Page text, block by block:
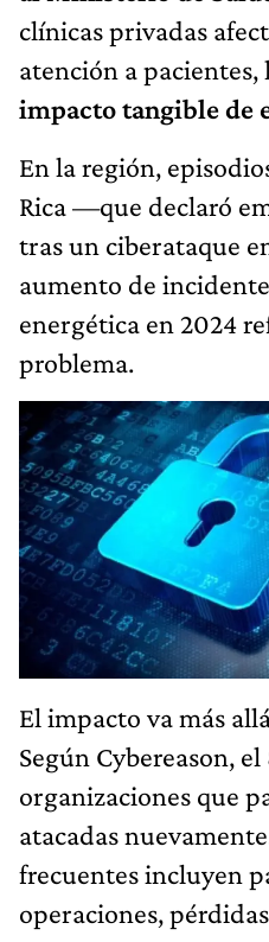
clínicas privadas
atención a pacientes,
impacto tangible de
En la región,
Rica —que declaró
tras un ciberataque
aumento de
energética en 2024
problema.
El impacto va más
Según Cybereason,
organizaciones que
atacadas
frecuentes incluyen
operaciones,